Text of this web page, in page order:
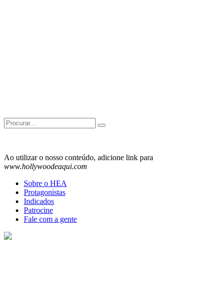
Search
for:
Ao utilizar o nosso conteúdo, adicione link para
www.hollywoodeaqui.com
Sobre o HEA
Protagonistas
Indicados
Patrocine
Fale com a gente